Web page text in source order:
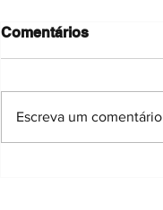
Comentários
Escreva um comentário